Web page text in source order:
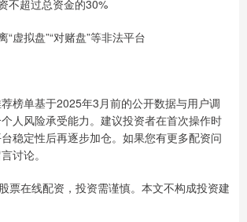
不超过总资金的30%
虚拟盘”“对赌盘”等非法平台
榜单基于2025年3月前的公开数据与用户调
人风险承受能力。建议投资者在首次操作时
稳定性后再逐步加仓。如果您有更多配资问
讨论。
票在线配资，投资需谨慎。本文不构成投资建